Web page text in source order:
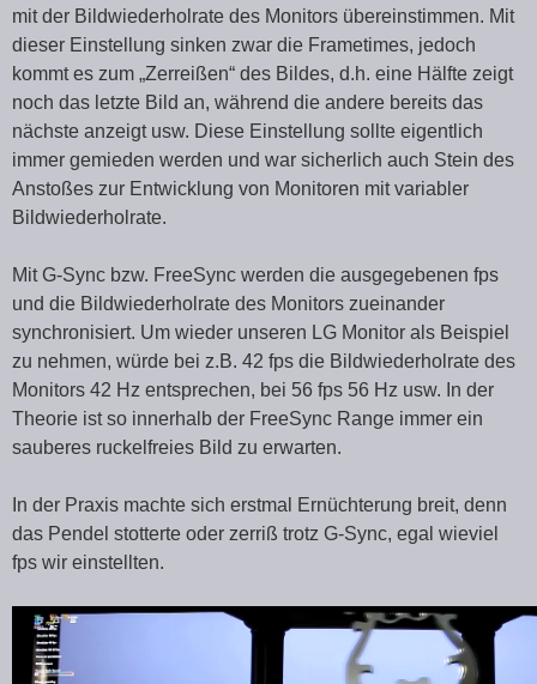
mit der Bildwiederholrate des Monitors übereinstimmen. Mit
dieser Einstellung sinken zwar die Frametimes, jedoch
kommt es zum „Zerreißen“ des Bildes, d.h. eine Hälfte zeigt
noch das letzte Bild an, während die andere bereits das
nächste anzeigt usw. Diese Einstellung sollte eigentlich
immer gemieden werden und war sicherlich auch Stein des
Anstoßes zur Entwicklung von Monitoren mit variabler
Bildwiederholrate.
Mit G-Sync bzw. FreeSync werden die ausgegebenen fps
und die Bildwiederholrate des Monitors zueinander
synchronisiert. Um wieder unseren LG Monitor als Beispiel
zu nehmen, würde bei z.B. 42 fps die Bildwiederholrate des
Monitors 42 Hz entsprechen, bei 56 fps 56 Hz usw. In der
Theorie ist so innerhalb der FreeSync Range immer ein
sauberes ruckelfreies Bild zu erwarten.
In der Praxis machte sich erstmal Ernüchterung breit, denn
das Pendel stotterte oder zerriß trotz G-Sync, egal wieviel
fps wir einstellten.